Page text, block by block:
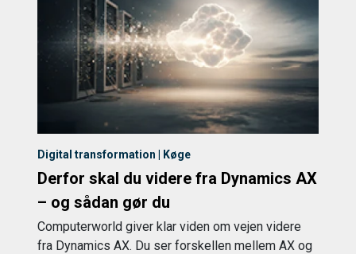
Digital transformation | Køge
Derfor skal du videre fra Dynamics AX
– og sådan gør du
Computerworld giver klar viden om vejen videre
fra Dynamics AX. Du ser forskellen mellem AX og